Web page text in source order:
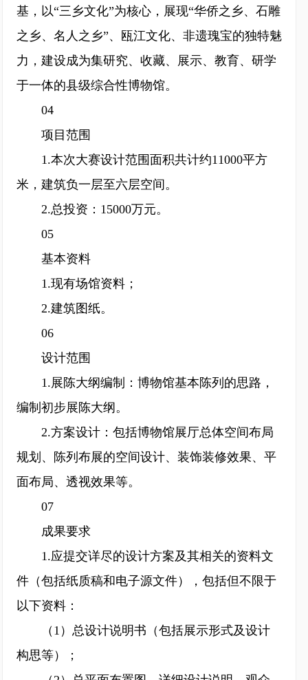
基，以“三乡文化”为核心，展现“华侨之乡、石雕
之乡、名人之乡”、瓯江文化、非遗瑰宝的独特魅
力，建设成为集研究、收藏、展示、教育、研学
于一体的县级综合性博物馆。
04
项目范围
1.本次大赛设计范围面积共计约11000平方
米，建筑负一层至六层空间。
2.总投资：15000万元。
05
基本资料
1.现有场馆资料；
2.建筑图纸。
06
设计范围
1.展陈大纲编制：博物馆基本陈列的思路，
编制初步展陈大纲。
2.方案设计：包括博物馆展厅总体空间布局
规划、陈列布展的空间设计、装饰装修效果、平
面布局、透视效果等。
07
成果要求
1.应提交详尽的设计方案及其相关的资料文
件（包括纸质稿和电子源文件），包括但不限于
以下资料：
（1）总设计说明书（包括展示形式及设计
构思等）；